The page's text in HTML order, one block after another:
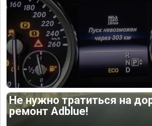
Не нужно тратиться на
ремонт Adblue!